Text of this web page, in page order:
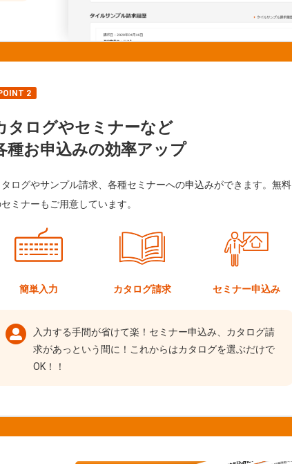
2
タログやセミナーなど
種お申込みの効率アップ
タログやサンプル請求、各種セミナーへの申込みができます。無料
ミナーもご用意しています。
簡単入力 カタログ請求 セミナー申込み
入力する手間が省けて楽！セミナー申込み、カタログ請
求があっという間に！これからはカタログを選ぶだけで
OK！！